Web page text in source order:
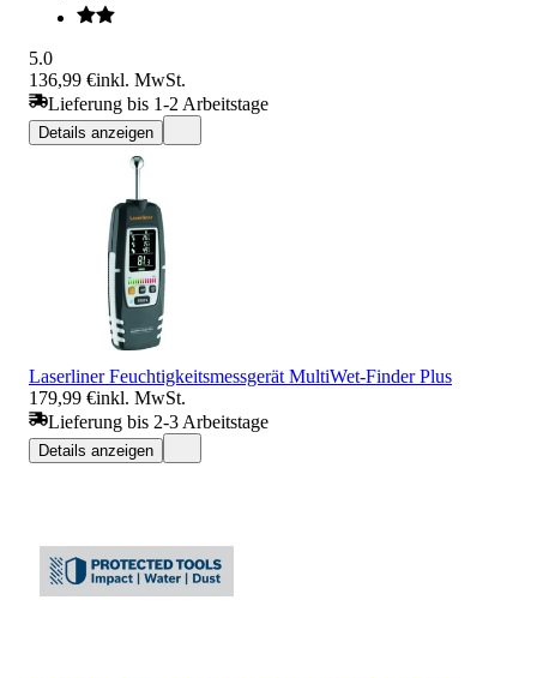
5.0
136,99 €inkl. MwSt.
Lieferung bis 1-2 Arbeitstage
Details anzeigen
Laserliner Feuchtigkeitsmessgerät MultiWet-Finder Plus
179,99 €inkl. MwSt.
Lieferung bis 2-3 Arbeitstage
Details anzeigen